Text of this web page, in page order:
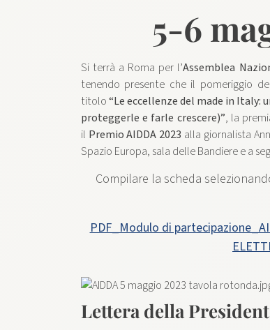
5-6
Si terrà a Roma per l’Assemblea
tenendo presente che il pomeriggio
titolo“Le eccellenze del made in Italy:
proteggerle e farle crescere)”, la
il Premio AIDDA 2023 alla giornalista
Spazio Europa, sala delle Bandiere e a
Compilare la scheda
PDF_Modulo di
Lettera della